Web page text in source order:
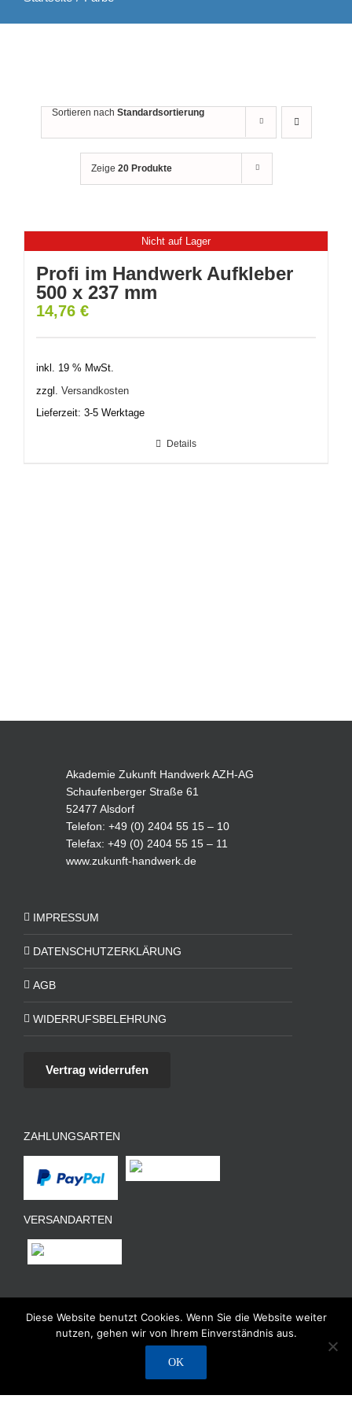
Sortieren nach Standardsortierung
Zeige 20 Produkte
Nicht auf Lager
Profi im Handwerk Aufkleber
500 x 237 mm
14,76 €
inkl. 19 % MwSt.
zzgl. Versandkosten
Lieferzeit: 3-5 Werktage
Details
Akademie Zukunft Handwerk AZH-AG
Schaufenberger Straße 61
52477 Alsdorf
Telefon: +49 (0) 2404 55 15 – 10
Telefax: +49 (0) 2404 55 15 – 11
www.zukunft-handwerk.de
IMPRESSUM
DATENSCHUTZERKLÄRUNG
AGB
WIDERRUFSBELEHRUNG
Vertrag widerrufen
ZAHLUNGSARTEN
VERSANDARTEN
Copyright © 2018 Akademie Zukunft Handwerk AZH-AG
Diese Website benutzt Cookies. Wenn Sie die Website weiter
nutzen, gehen wir von Ihrem Einverständnis aus.
OK